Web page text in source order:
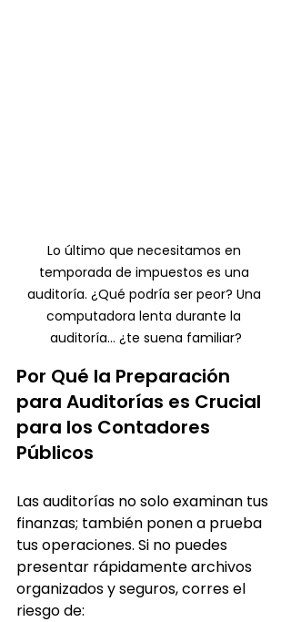
Lo último que necesitamos en
temporada de impuestos es una
auditoría. ¿Qué podría ser peor? Una
computadora lenta durante la
auditoría… ¿te suena familiar?
Por Qué la Preparación
para Auditorías es Crucial
para los Contadores
Públicos
Las auditorías no solo examinan tus
finanzas; también ponen a prueba
tus operaciones. Si no puedes
presentar rápidamente archivos
organizados y seguros, corres el
riesgo de: